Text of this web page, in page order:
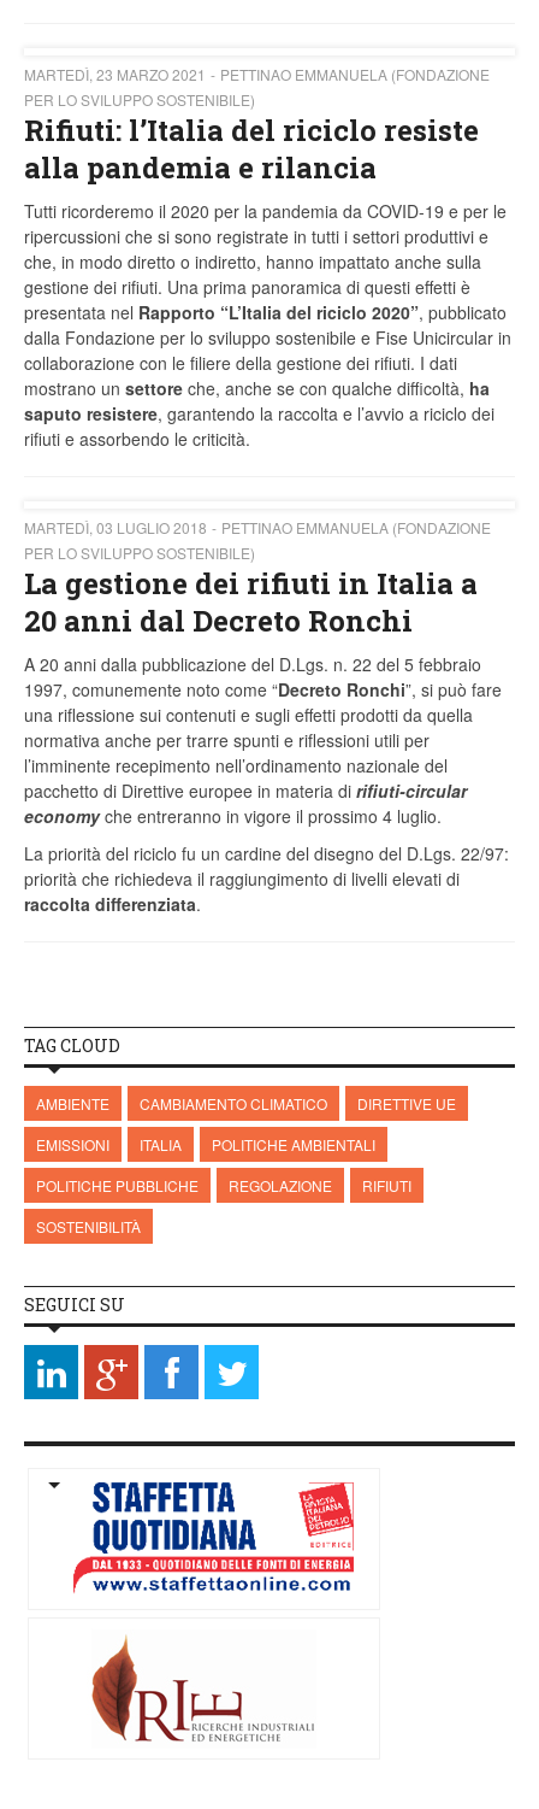
MARTEDÌ, 23 MARZO 2021
PETTINAO EMMANUELA (FONDAZIONE
PER LO SVILUPPO SOSTENIBILE)
Rifiuti: l’Italia del riciclo resiste
alla pandemia e rilancia
Tutti ricorderemo il 2020 per la pandemia da COVID-19 e per le
ripercussioni che si sono registrate in tutti i settori produttivi e
che, in modo diretto o indiretto, hanno impattato anche sulla
gestione dei rifiuti. Una prima panoramica di questi effetti è
presentata nel Rapporto “L’Italia del riciclo 2020”, pubblicato
dalla Fondazione per lo sviluppo sostenibile e Fise Unicircular in
collaborazione con le filiere della gestione dei rifiuti. I dati
mostrano un settore che, anche se con qualche difficoltà, ha
saputo resistere, garantendo la raccolta e l’avvio a riciclo dei
rifiuti e assorbendo le criticità.
MARTEDÌ, 03 LUGLIO 2018
PETTINAO EMMANUELA (FONDAZIONE
PER LO SVILUPPO SOSTENIBILE)
La gestione dei rifiuti in Italia a
20 anni dal Decreto Ronchi
A 20 anni dalla pubblicazione del D.Lgs. n. 22 del 5 febbraio
1997, comunemente noto come “Decreto Ronchi”, si può fare
una riflessione sui contenuti e sugli effetti prodotti da quella
normativa anche per trarre spunti e riflessioni utili per
l’imminente recepimento nell’ordinamento nazionale del
pacchetto di Direttive europee in materia di rifiuti-circular
economyche entreranno in vigore il prossimo 4 luglio.
La priorità del riciclo fu un cardine del disegno del D.Lgs. 22/97:
priorità che richiedeva il raggiungimento di livelli elevati di
raccolta differenziata.
TAG CLOUD
AMBIENTE CAMBIAMENTO CLIMATICO
DIRETTIVE UE
EMISSIONI
ITALIA
POLITICHE AMBIENTALI
POLITICHE PUBBLICHE
REGOLAZIONE
RIFIUTI
SOSTENIBILITÀ
SEGUICI SU